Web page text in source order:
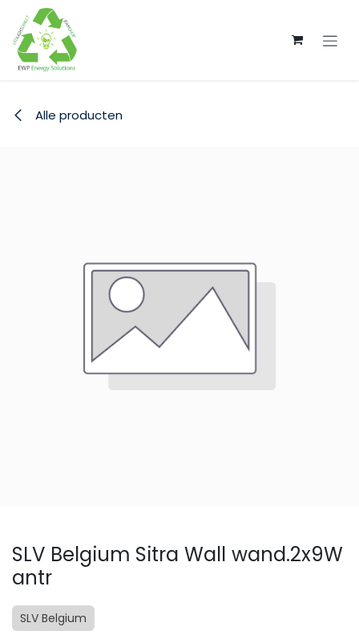
Overslaan naar inhoud
Alle producten
SLV Belgium Sitra Wall wand.2x9W
antr
SLV Belgium